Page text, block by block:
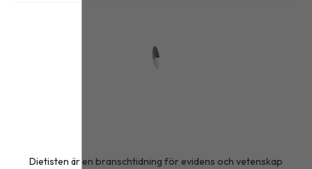
Dietisten är en branschtidning för evidens och vetenskap